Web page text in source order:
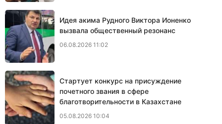
Идея акима Рудного Виктора Ионенко
вызвала общественный резонанс
06.08.2026 11:02
Стартует конкурс на присуждение
почетного звания в сфере
благотворительности в Казахстане
05.08.2026 10:04